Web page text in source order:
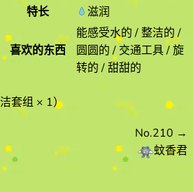
特长 滋润
喜欢的东西
能感受水的 / 整洁的 /
圆圆的 / 交通工具 / 旋
转的 / 甜甜的
套组 × 1）
No.210 →
蚊香君